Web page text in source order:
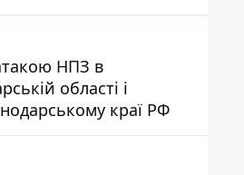
НПЗ в
області і
краї РФ